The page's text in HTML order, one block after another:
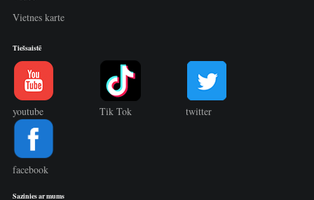
Vietnes karte
Tiešsaistē
youtube Tik Tok twitter
facebook
Sazinies ar mums